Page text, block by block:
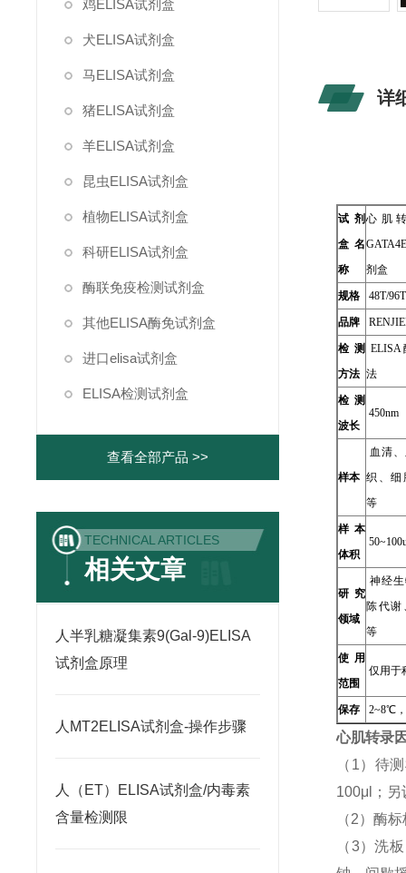
鸡ELISA试剂盒
犬ELISA试剂盒
马ELISA试剂盒
猪ELISA试剂盒
羊ELISA试剂盒
昆虫ELISA试剂盒
植物ELISA试剂盒
科研ELISA试剂盒
酶联免疫检测试剂盒
其他ELISA酶免试剂盒
进口elisa试剂盒
ELISA检测试剂盒
查看全部产品 >>
TECHNICAL ARTICLES
相关文章
人半乳糖凝集素9(Gal-9)ELISA
试剂盒原理
人MT2ELISA试剂盒-操作步骤
人（ET）ELISA试剂盒/内毒素
含量检测限
详
试剂
盒名
称
心肌
剂盒
规格 48T/96T
品牌
检测
方法 法
检测
波长
450nm
样本
血清
织、细
等
样本
体积
研究
领域
神经
陈代谢
等
使用
范围
仅用于
保存 2~8℃
心肌转录
（1）待
100μl；
（2）酶
（3）洗